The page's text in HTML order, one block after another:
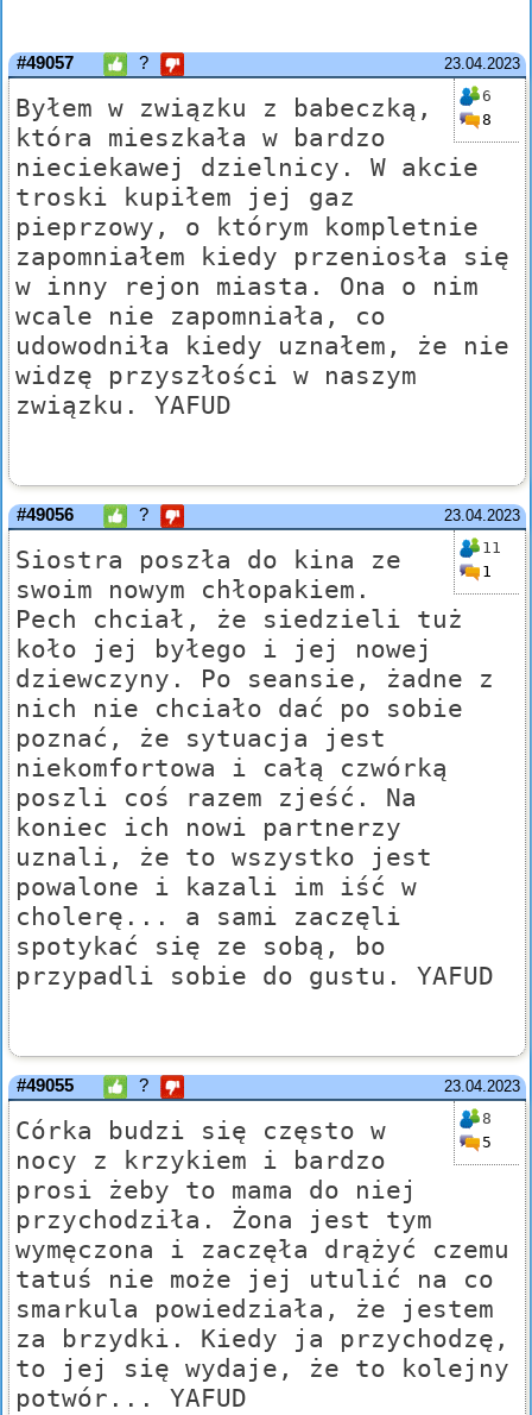
23.04.2023
#49057 ?
6
8
Byłem w związku z babeczką,
która mieszkała w bardzo
nieciekawej dzielnicy. W akcie
troski kupiłem jej gaz
pieprzowy, o którym kompletnie
zapomniałem kiedy przeniosła się
w inny rejon miasta. Ona o nim
wcale nie zapomniała, co
udowodniła kiedy uznałem, że nie
widzę przyszłości w naszym
związku. YAFUD
23.04.2023
#49056 ?
11
1
Siostra poszła do kina ze
swoim nowym chłopakiem.
Pech chciał, że siedzieli tuż
koło jej byłego i jej nowej
dziewczyny. Po seansie, żadne z
nich nie chciało dać po sobie
poznać, że sytuacja jest
niekomfortowa i całą czwórką
poszli coś razem zjeść. Na
koniec ich nowi partnerzy
uznali, że to wszystko jest
powalone i kazali im iść w
cholerę... a sami zaczęli
spotykać się ze sobą, bo
przypadli sobie do gustu. YAFUD
23.04.2023
#49055 ?
8
5
Córka budzi się często w
nocy z krzykiem i bardzo
prosi żeby to mama do niej
przychodziła. Żona jest tym
wymęczona i zaczęła drążyć czemu
tatuś nie może jej utulić na co
smarkula powiedziała, że jestem
za brzydki. Kiedy ja przychodzę,
to jej się wydaje, że to kolejny
potwór... YAFUD